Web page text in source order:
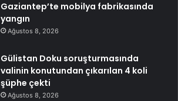
Gaziantep’te mobilya fabrikasında
yangın
Ağustos 8, 2026
Gülistan Doku soruşturmasında
valinin konutundan çıkarılan 4 koli
şüphe çekti
Ağustos 8, 2026